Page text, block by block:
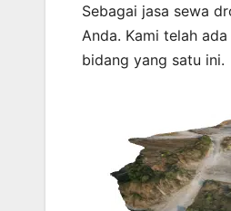
Sebagai jasa sewa
Anda. Kami telah
bidang yang satu ini.